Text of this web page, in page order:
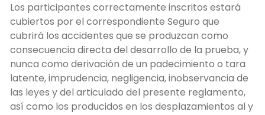
Los participantes correctamente inscritos estará
cubiertos por el correspondiente Seguro que
cubrirá los accidentes que se produzcan como
consecuencia directa del desarrollo de la prueba, y
nunca como derivación de un padecimiento o tara
latente, imprudencia, negligencia, inobservancia de
las leyes y del articulado del presente reglamento,
así como los producidos en los desplazamientos al y